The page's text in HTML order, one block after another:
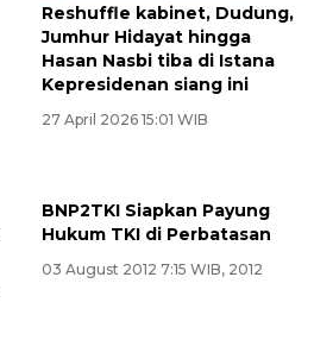
Reshuffle kabinet, Dudung,
Jumhur Hidayat hingga
Hasan Nasbi tiba di Istana
Kepresidenan siang ini
27 April 2026 15:01 WIB
BNP2TKI Siapkan Payung
Hukum TKI di Perbatasan
03 August 2012 7:15 WIB, 2012